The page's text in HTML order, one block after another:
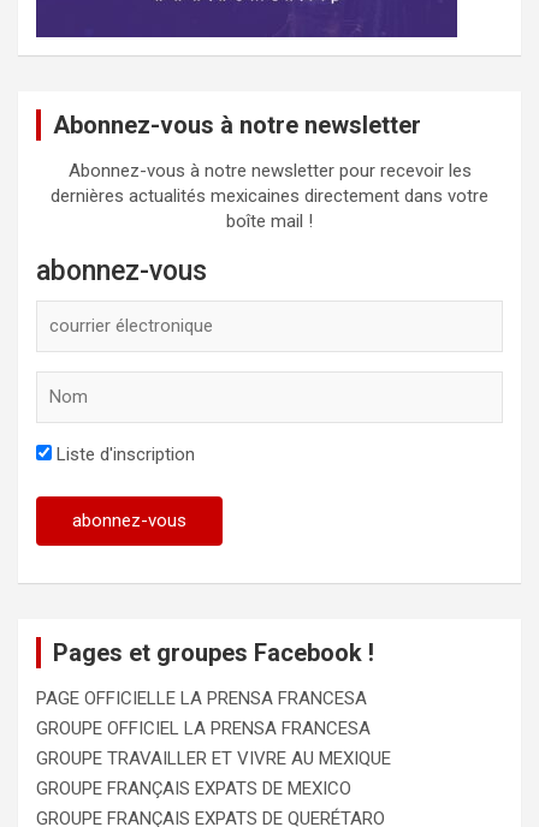
Abonnez-vous à notre newsletter
Abonnez-vous à notre newsletter pour recevoir les
dernières actualités mexicaines directement dans votre
boîte mail !
abonnez-vous
Liste d'inscription
Pages et groupes Facebook !
PAGE OFFICIELLE LA PRENSA FRANCESA
GROUPE OFFICIEL LA PRENSA FRANCESA
GROUPE TRAVAILLER ET VIVRE AU MEXIQUE
GROUPE FRANÇAIS EXPATS DE MEXICO
GROUPE FRANÇAIS EXPATS DE QUERÉTARO